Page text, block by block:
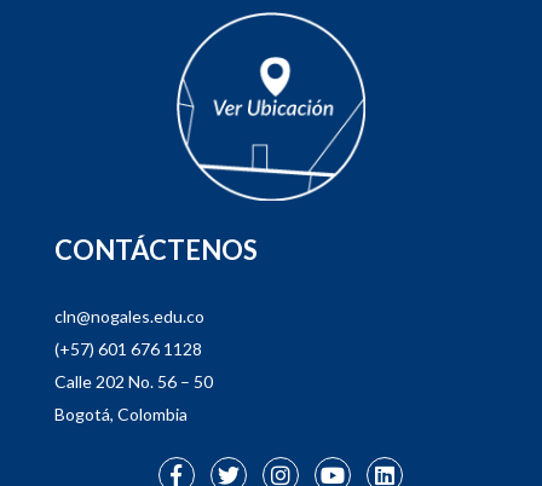
CONTÁCTENOS
cln@nogales.edu.co
(+57) 601 676 1128
Calle 202 No. 56 – 50
Bogotá, Colombia